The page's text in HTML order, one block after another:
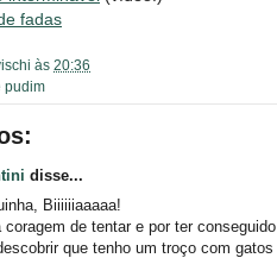
fadas
às 20:36
pudim
disse...
Biiiiiiaaaaa!
coragem de tentar e por ter conseguido
que tenho um troço com